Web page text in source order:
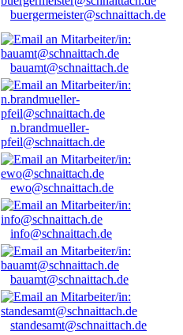
buergermeister@schnaittach.de
bauamt@schnaittach.de
n.brandmueller-
pfeil@schnaittach.de
ewo@schnaittach.de
info@schnaittach.de
bauamt@schnaittach.de
standesamt@schnaittach.de